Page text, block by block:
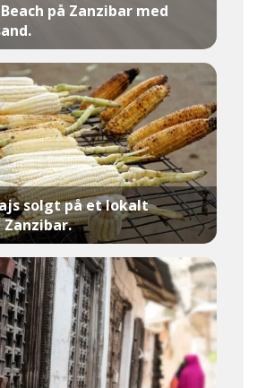
på Zanzibar med
solgt på et lokalt